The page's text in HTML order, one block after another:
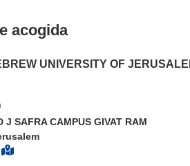
acogida
UNIVERSITY OF
J SAFRA CAMPUS GIVAT RAM